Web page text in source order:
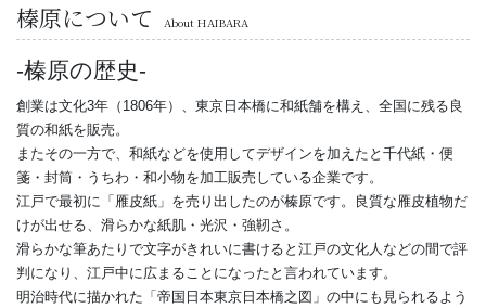
榛原について About HAIBARA
榛原の歴史
創業は文化3年（1806年）、東京日本橋に和紙舗を構え、全国に残る良
質の和紙を販売。
またその一方で、和紙などを使用してデザインを加えたと千代紙・便
箋・封筒・うちわ・和小物を加工販売している企業です。
江戸で最初に「雁皮紙」を売り出したのが榛原です。良質な雁皮植物だ
けが出せる、滑らかな紙肌・光沢・強靭さ。
滑らかな筆あたりで文字がきれいに書けると江戸の文化人などの間で評
判になり、江戸中に広まることになったと言われています。
明治時代に描かれた「帝国日本東京日本橋之図」の中にも見られるよう